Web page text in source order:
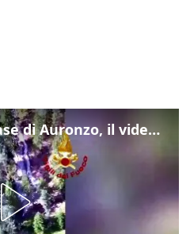
Frana lambisce le case di Auronzo, il video dall'elicottero dei vigili del fuoco